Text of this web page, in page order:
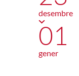
desembre
01
gener